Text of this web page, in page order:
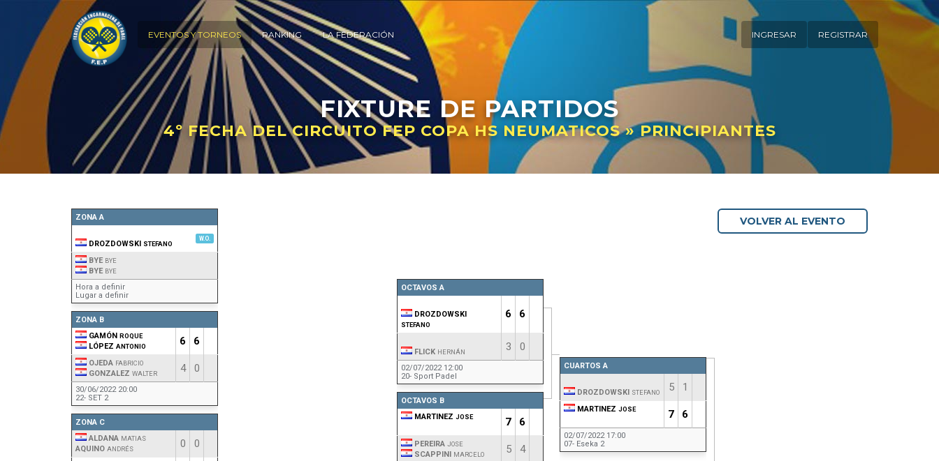
EVENTOS Y TORNEOS RANKING LA FEDERACIÓN INGRESAR REGISTRAR
FIXTURE DE PARTIDOS
4º FECHA DEL CIRCUITO FEP COPA HS NEUMATICOS » PRINCIPIANTES
VOLVER AL EVENTO
ZONA A
DROZDOWSKI STEFANO
W.O.
BYE BYE
BYE BYE
Hora a definir
Lugar a definir
ZONA B
GAMÓN ROQUE
LÓPEZ ANTONIO 6 6
OJEDA FABRICIO
GONZALEZ WALTER 4 0
30/06/2022 20:00
22- SET 2
ZONA C
ALDANA MATIAS
AQUINO ANDRÉS 0 0
OCTAVOS A
DROZDOWSKI
STEFANO
6 6
FLICK HERNÁN 3 0
02/07/2022 12:00
20- Sport Padel
OCTAVOS B
MARTINEZ JOSE 7 6
PEREIRA JOSE
SCAPPINI MARCELO 5 4
CUARTOS A
DROZDOWSKI STEFANO 5 1
MARTINEZ JOSE 7 6
02/07/2022 17:00
07- Eseka 2